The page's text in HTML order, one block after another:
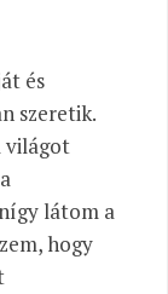
és
szeretik.
világot
látom a
hogy